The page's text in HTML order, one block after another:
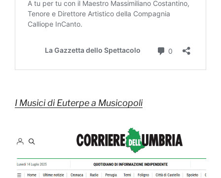
I Musici di Euterpe a Musicopoli